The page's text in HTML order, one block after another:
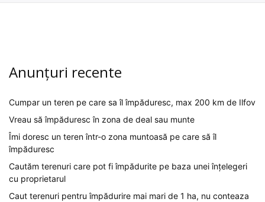
Anunțuri recente
Cumpar un teren pe care sa îl împăduresc, max 200 km de Ilfov
Vreau să împăduresc în zona de deal sau munte
Îmi doresc un teren într-o zona muntoasă pe care să îl
împăduresc
Cautăm terenuri care pot fi împădurite pe baza unei înțelegeri
cu proprietarul
Caut terenuri pentru împădurire mai mari de 1 ha, nu conteaza